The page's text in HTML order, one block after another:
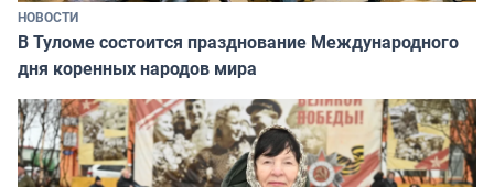
НОВОСТИ
В Туломе состоится празднование Международного
дня коренных народов мира